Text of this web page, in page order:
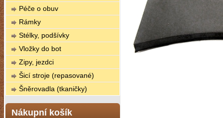
Péče o obuv
Rámky
Stélky, podšívky
Vložky do bot
Zipy, jezdci
Šicí stroje (repasované)
Šněrovadla (tkaničky)
Nákupní košík